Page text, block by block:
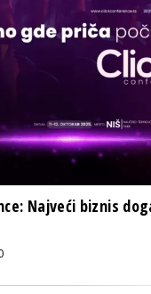
Najveći biznis